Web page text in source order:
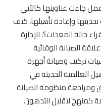
عناوين 19 ورشة عمل جاءت عناوينها كالآتي
وإعادة تأهيلها، كيف
حالة المعدات؟، الإدارة
الصيانة الوقائية
تركيب وصيانة أجهزة
العالمية الحديثة في
ومراجعة منظومة الصيانة
كمنهج لتقليل التدهور”.